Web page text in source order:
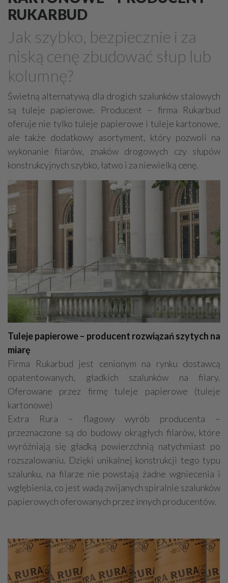
Drewno, konstrukcje drewniane
Farby, kleje, lakiery, emalie
Cegły, pustaki, bloczki
Szalunki, szalunki kartonowe
Techniki zamocowań
Kostka brukowa, granitowa
Beton komórkowy
Izolacje akustyczne
Składy budowlane
Stal, wyroby stalowe
Sklejki Blachy
Szkło
Tworzywa sztuczne
Styropian
System barw
Filtry
Metale
RUKARBUD
Jak szybko, bezpiecznie i za
niską cenę zbudować słup lub
kolumnę?
Świetną alternatywą dla drogich szalunków stalowych
są tuleje papierowe. Producent – firma Rukarbud
oferuje nie tylko tuleje papierowe i tuleje kartonowe,
ale także dodatkowy asortyment, który pozwoli na
wykonanie filarów, znaków drogowych czy słupów
konstrukcyjnych szybko, łatwo i za niewielką cenę.
Tuleje papierowe – producent rozwiązań szytych na
miarę
Firma Rukarbud jest cenionym na rynku dostawcą
opatentowanych, gładkich szalunków na filary.
Oferowane przez firmę tuleje papierowe (tuleje
kartonowe)
Extra Rura – flagowy wyrób producenta –
przeznaczone są do budowy okrągłych filarów, które
wyróżniają się gładką powierzchnią natychmiast po
rozszalowaniu. Dzięki unikalnej konstrukcji tego typu
szalunku, na filarze nie powstają żadne wgniecenia i
wgłębienia, co jest wadą zwijanych spiralnie szalunków
papierowych oferowanych przez innych producentów.